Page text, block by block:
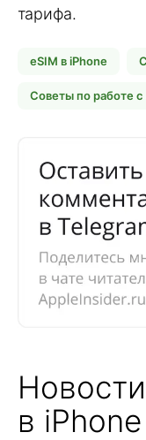
тарифа.
eSIM в iPhone
Советы по работе с
в iPhone